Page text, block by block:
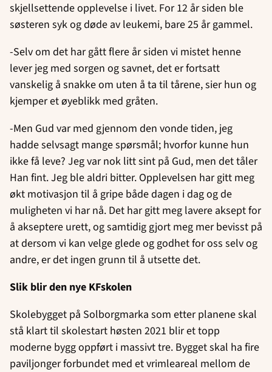
skjellsettende opplevelse i livet. For 12 år siden ble
søsteren syk og døde av leukemi, bare 25 år gammel.
-Selv om det har gått flere år siden vi mistet henne
lever jeg med sorgen og savnet, det er fortsatt
vanskelig å snakke om uten å ta til tårene, sier hun og
kjemper et øyeblikk med gråten.
-Men Gud var med gjennom den vonde tiden, jeg
hadde selvsagt mange spørsmål; hvorfor kunne hun
ikke få leve? Jeg var nok litt sint på Gud, men det tåler
Han fint. Jeg ble aldri bitter. Opplevelsen har gitt meg
økt motivasjon til å gripe både dagen i dag og de
muligheten vi har nå. Det har gitt meg lavere aksept for
å akseptere urett, og samtidig gjort meg mer bevisst på
at dersom vi kan velge glede og godhet for oss selv og
andre, er det ingen grunn til å utsette det.
Slik blir den nye KFskolen
Skolebygget på Solborgmarka som etter planene skal
stå klart til skolestart høsten 2021 blir et topp
moderne bygg oppført i massivt tre. Bygget skal ha fire
paviljonger forbundet med et vrimleareal mellom de